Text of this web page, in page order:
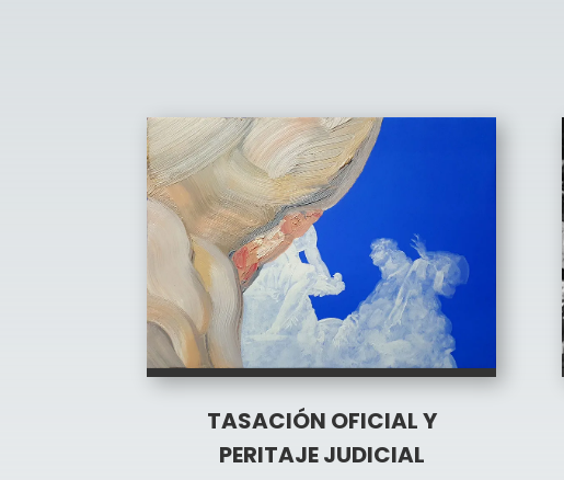
TASACIÓN OFICIAL Y
PERITAJE JUDICIAL